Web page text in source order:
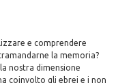
e comprendere
la memoria?
nostra dimensione
coinvolto gli ebrei e i non